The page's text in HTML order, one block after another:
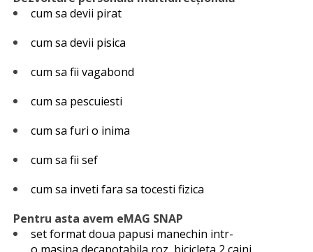
cum sa devii pirat
cum sa devii pisica
cum sa fii vagabond
cum sa pescuiesti
cum sa furi o inima
cum sa fii sef
cum sa inveti fara sa tocesti fizica
Pentru asta avem eMAG SNAP
set format doua papusi manechin intr-